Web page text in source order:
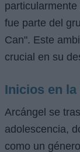
fue parte del
Can". Este
crucial en su
Inicios en la
Arcángel se
adolescencia,
como un